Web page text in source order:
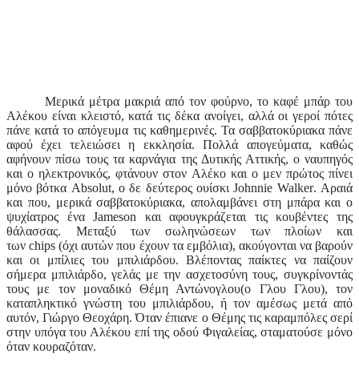
Μερικά μέτρα μακριά από τον φούρνο, το καφέ μπάρ του
Αλέκου είναι κλειστό, κατά τις δέκα ανοίγει, αλλά οι γεροί πότες
πάνε κατά το απόγευμα τις καθημερινές. Τα σαββατοκύριακα πάνε
αφού έχει τελειώσει η εκκλησία. Πολλά απογεύματα, καθώς
αφήνουν πίσω τους τα καρνάγια της Δυτικής Αττικής, ο ναυπηγός
και ο ηλεκτρονικός, φτάνουν στον Αλέκο και ο μεν πρώτος πίνει
μόνο βότκα Absolut, ο δε δεύτερος ουίσκιJohnnie Walker. Αραιά
και που, μερικά σαββατοκύριακα, απολαμβάνει στη μπάρα και ο
ψυχίατρος έναJameson και αφουγκράζεται τις κουβέντες της
θάλασσας. Μεταξύ των σωληνώσεων των πλοίων και
τωνchips (όχι αυτών που έχουν τα εμβόλια), ακούγονται να βαρούν
και οι μπίλιες του μπιλιάρδου. Βλέποντας παίκτες να παίζουν
σήμερα μπιλιάρδο, γελάς με την ασχετοσύνη τους, συγκρίνοντάς
τους με τον μοναδικό Θέμη Αντώνογλου(ο Γλου Γλου), τον
καταπληκτικό γνώστη του μπιλιάρδου, ή τον αμέσως μετά από
αυτόν, Γιώργο Θεοχάρη. Όταν έπιανε ο Θέμης τις καραμπόλες σερί
στην υπόγα του Αλέκου επί της οδού Φιγαλείας, σταματούσε μόνο
όταν κουραζόταν.